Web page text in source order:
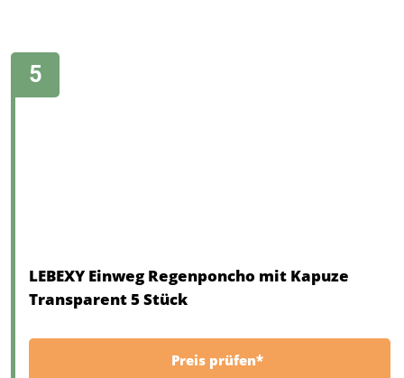
LEBEXY Einweg Regenponcho mit Kapuze
Transparent 5 Stück
Preis prüfen*